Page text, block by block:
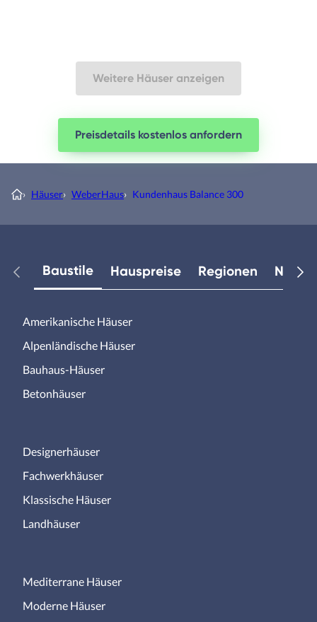
Weitere Häuser anzeigen
Preisdetails kostenlos anfordern
› Häuser› WeberHaus› Kundenhaus Balance 300
Baustile Hauspreise Regionen
Amerikanische Häuser
Alpenländische Häuser
Bauhaus-Häuser
Betonhäuser
Designerhäuser
Fachwerkhäuser
Klassische Häuser
Landhäuser
Mediterrane Häuser
Moderne Häuser